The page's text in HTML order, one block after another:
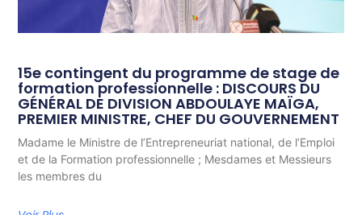
15e contingent du programme de stage de
formation professionnelle : DISCOURS DU
GÉNÉRAL DE DIVISION ABDOULAYE MAÏGA,
PREMIER MINISTRE, CHEF DU GOUVERNEMENT
Madame le Ministre de l’Entrepreneuriat national, de l’Emploi
et de la Formation professionnelle ; Mesdames et Messieurs
les membres du